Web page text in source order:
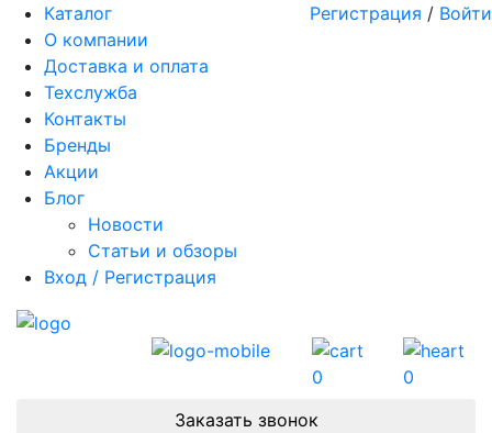
Каталог
О компании
Доставка и оплата
Техслужба
Контакты
Бренды
Акции
Блог
Новости
Статьи и обзоры
Вход / Регистрация
Регистрация / Войти
0
0
Заказать звонок